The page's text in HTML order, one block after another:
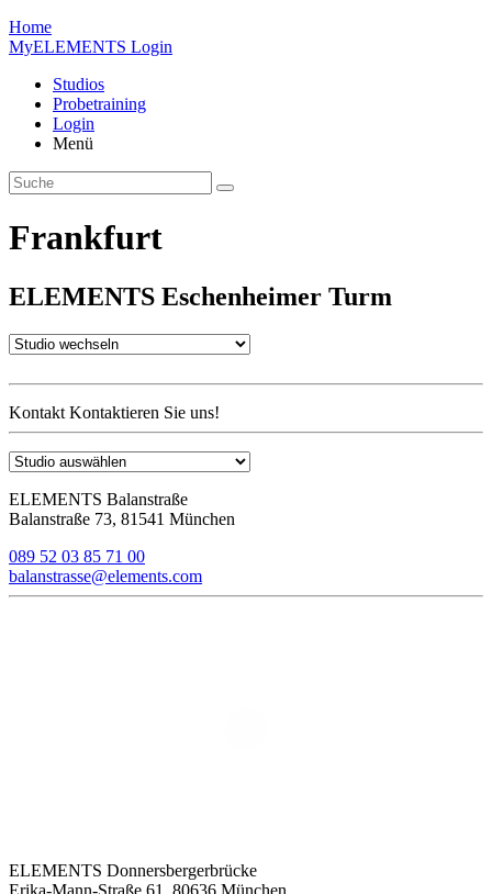
Home
MyELEMENTS Login
Studios
Probe­training
Login
Menü
Frankfurt
ELEMENTS Eschen­heimer Turm
Kontakt Kontaktieren Sie uns!
ELEMENTS Balanstraße
Balanstraße 73, 81541 München
089 52 03 85 71 00
balanstrasse@elements.com
ELEMENTS Donnersbergerbrücke
Erika-Mann-Straße 61, 80636 München